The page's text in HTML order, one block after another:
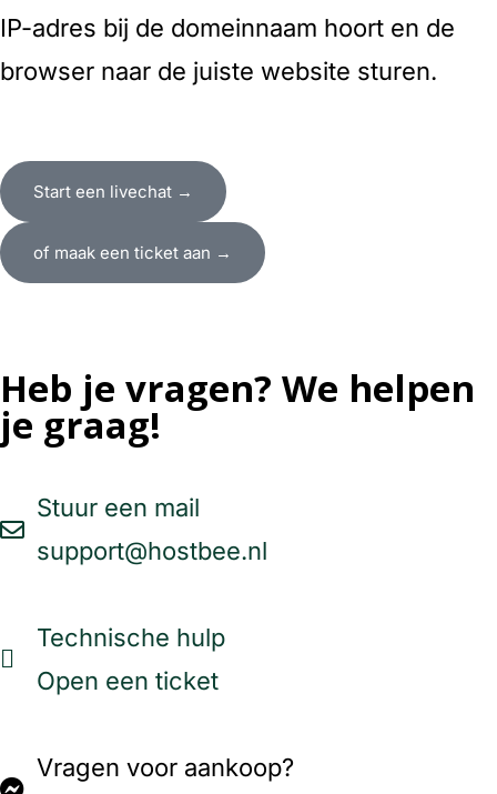
IP-adres bij de domeinnaam hoort en de
browser naar de juiste website sturen.
Start een livechat →
of maak een ticket aan →
Heb je vragen? We helpen
je graag!
Stuur een mail
support@hostbee.nl
Technische hulp
Open een ticket
Vragen voor aankoop?